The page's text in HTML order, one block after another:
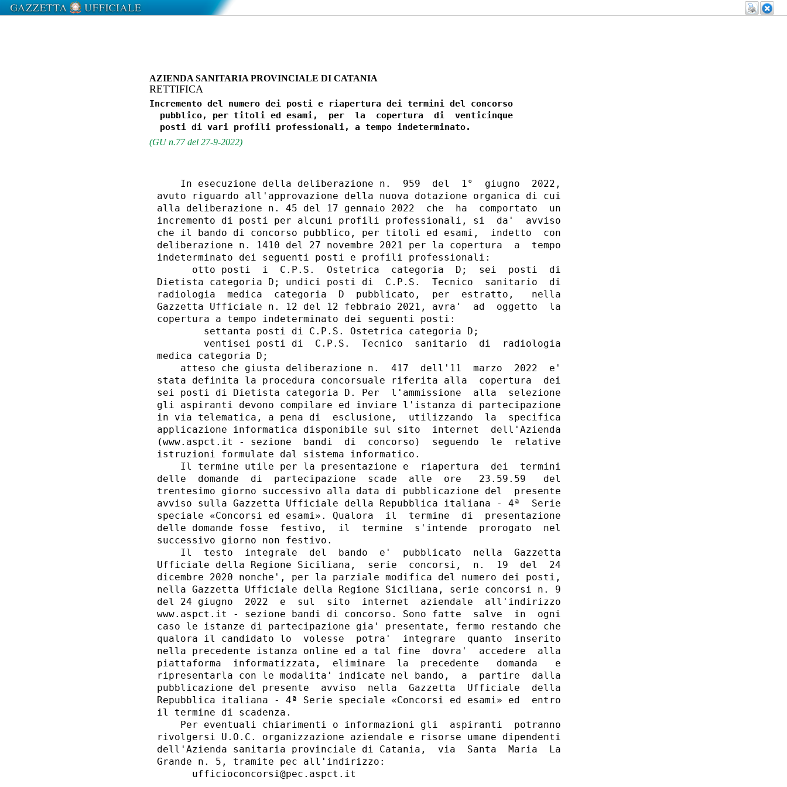
AZIENDA SANITARIA PROVINCIALE DI CATANIA
RETTIFICA
Incremento del numero dei posti e riapertura dei termini del concorso
  pubblico, per titoli ed esami,  per  la  copertura  di  venticinque
(GU n.77 del 27-9-2022)
    In esecuzione della deliberazione n.  959  del  1°  giugno  2022,
avuto riguardo all'approvazione della nuova dotazione organica di cui
alla deliberazione n. 45 del 17 gennaio 2022  che  ha  comportato  un
incremento di posti per alcuni profili professionali, si  da'  avviso
che il bando di concorso pubblico, per titoli ed esami,  indetto  con
deliberazione n. 1410 del 27 novembre 2021 per la copertura  a  tempo
indeterminato dei seguenti posti e profili professionali:
      otto posti  i  C.P.S.  Ostetrica  categoria  D;  sei  posti  di
Dietista categoria D; undici posti di  C.P.S.  Tecnico  sanitario  di
radiologia  medica  categoria  D  pubblicato,  per  estratto,   nella
Gazzetta Ufficiale n. 12 del 12 febbraio 2021, avra'  ad  oggetto  la
copertura a tempo indeterminato dei seguenti posti:
        settanta posti di C.P.S. Ostetrica categoria D;
        ventisei posti di  C.P.S.  Tecnico  sanitario  di  radiologia
medica categoria D;
    atteso che giusta deliberazione n.  417  dell'11  marzo  2022  e'
stata definita la procedura concorsuale riferita alla  copertura  dei
sei posti di Dietista categoria D. Per  l'ammissione  alla  selezione
gli aspiranti devono compilare ed inviare l'istanza di partecipazione
in via telematica, a pena di  esclusione,  utilizzando  la  specifica
applicazione informatica disponibile sul sito  internet  dell'Azienda
(www.aspct.it - sezione  bandi  di  concorso)  seguendo  le  relative
istruzioni formulate dal sistema informatico.
    Il termine utile per la presentazione e  riapertura  dei  termini
delle  domande  di  partecipazione  scade  alle  ore   23.59.59   del
trentesimo giorno successivo alla data di pubblicazione del  presente
avviso sulla Gazzetta Ufficiale della Repubblica italiana - 4ª  Serie
speciale «Concorsi ed esami». Qualora  il  termine  di  presentazione
delle domande fosse  festivo,  il  termine  s'intende  prorogato  nel
successivo giorno non festivo.
    Il  testo  integrale  del  bando  e'  pubblicato  nella  Gazzetta
Ufficiale della Regione Siciliana,  serie  concorsi,  n.  19  del  24
dicembre 2020 nonche', per la parziale modifica del numero dei posti,
nella Gazzetta Ufficiale della Regione Siciliana, serie concorsi n. 9
del 24 giugno  2022  e  sul  sito  internet  aziendale  all'indirizzo
www.aspct.it - sezione bandi di concorso. Sono fatte  salve  in  ogni
caso le istanze di partecipazione gia' presentate, fermo restando che
qualora il candidato lo  volesse  potra'  integrare  quanto  inserito
nella precedente istanza online ed a tal fine  dovra'  accedere  alla
piattaforma  informatizzata,  eliminare  la  precedente   domanda   e
ripresentarla con le modalita' indicate nel bando,  a  partire  dalla
pubblicazione del presente  avviso  nella  Gazzetta  Ufficiale  della
Repubblica italiana - 4ª Serie speciale «Concorsi ed esami» ed  entro
il termine di scadenza.
    Per eventuali chiarimenti o informazioni gli  aspiranti  potranno
rivolgersi U.O.C. organizzazione aziendale e risorse umane dipendenti
dell'Azienda sanitaria provinciale di Catania,  via  Santa  Maria  La
Grande n. 5, tramite pec all'indirizzo:
      ufficioconcorsi@pec.aspct.it